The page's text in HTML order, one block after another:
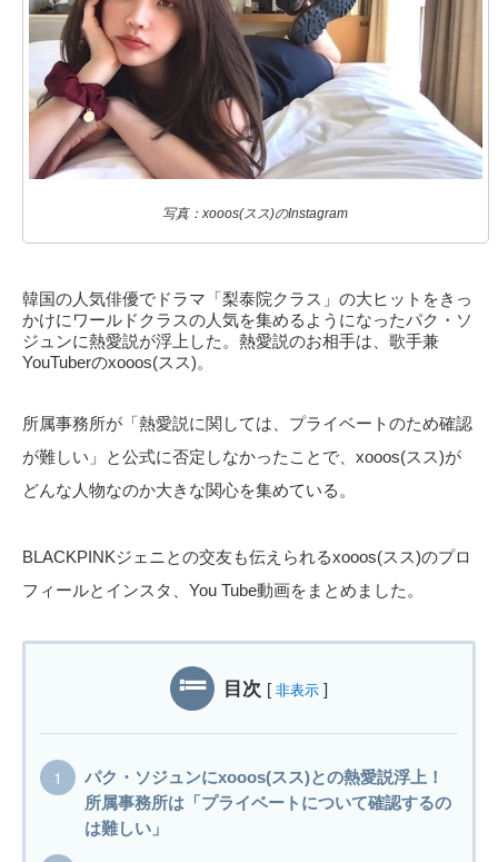
写真：xooos(スス)のInstagram
韓国の人気俳優でドラマ「梨泰院クラス」の大ヒットをきっ
かけにワールドクラスの人気を集めるようになったパク・ソ
ジュンに熱愛説が浮上した。熱愛説のお相手は、歌手兼
YouTuberのxooos(スス)。
所属事務所が「熱愛説に関しては、プライベートのため確認
が難しい」と公式に否定しなかったことで、xooos(スス)が
どんな人物なのか大きな関心を集めている。
BLACKPINKジェニとの交友も伝えられるxooos(スス)のプロ
フィールとインスタ、You Tube動画をまとめました。
目次 [ 非表示 ]
パク・ソジュンにxooos(スス)との熱愛説浮上！
所属事務所は「プライベートについて確認するの
は難しい」